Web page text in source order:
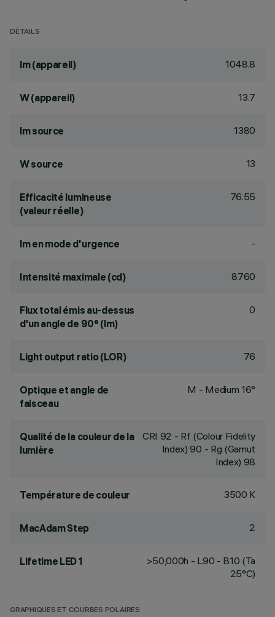
DÉTAILS
lm (appareil) 1048.8
W (appareil) 13.7
lm source 1380
W source 13
Efficacité lumineuse
(valeur réelle)
76.55
lm en mode d'urgence -
Intensité maximale (cd) 8760
Flux total émis au-dessus
d'un angle de 90° (lm)
0
Light output ratio (LOR) 76
Optique et angle de
faisceau
M - Medium 16°
Qualité de la couleur de la
lumière
CRI 92 - Rf (Colour Fidelity
Index) 90 - Rg (Gamut
Index) 98
Température de couleur 3500 K
MacAdam Step 2
Lifetime LED 1
>50,000h - L90 - B10 (Ta
25°C)
GRAPHIQUES ET COURBES POLAIRES